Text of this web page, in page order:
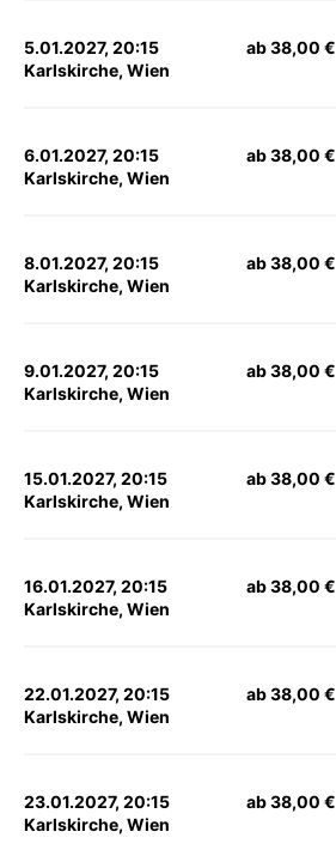
5.01.2027, 20:15
Karlskirche, Wien
ab 38,00 €
6.01.2027, 20:15
Karlskirche, Wien
ab 38,00 €
8.01.2027, 20:15
Karlskirche, Wien
ab 38,00 €
9.01.2027, 20:15
Karlskirche, Wien
ab 38,00 €
15.01.2027, 20:15
Karlskirche, Wien
ab 38,00 €
16.01.2027, 20:15
Karlskirche, Wien
ab 38,00 €
22.01.2027, 20:15
Karlskirche, Wien
ab 38,00 €
23.01.2027, 20:15
Karlskirche, Wien
ab 38,00 €